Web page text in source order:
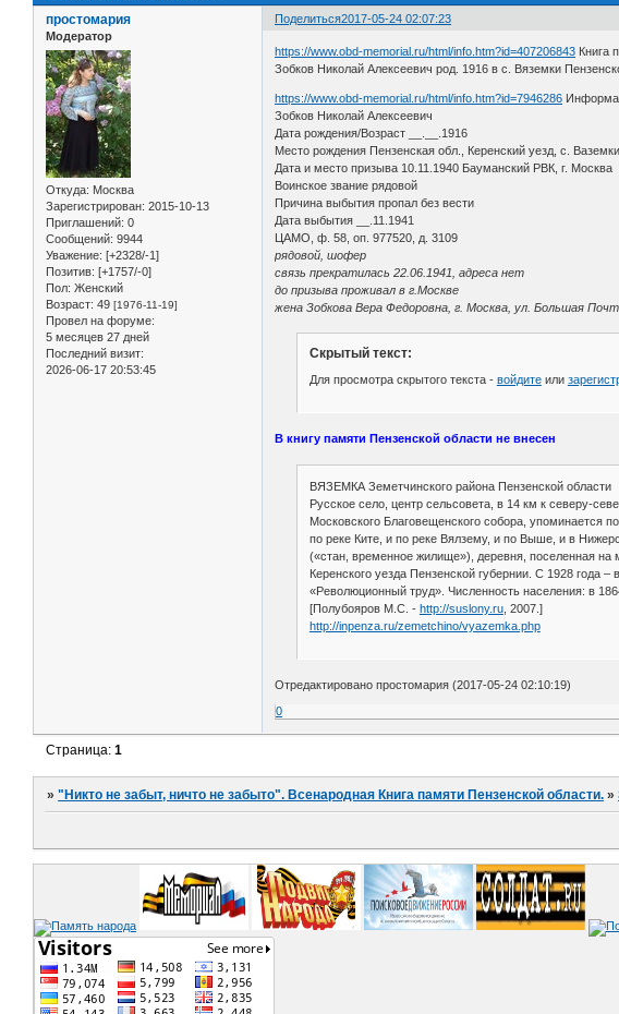
Поделиться2017-05-24 02:07:23
простомария
Модератор
Откуда: Москва
Зарегистрирован: 2015-10-13
Приглашений: 0
Сообщений: 9944
Уважение: [+2328/-1]
Позитив: [+1757/-0]
Пол: Женский
Возраст: 49 [1976-11-19]
Провел на форуме:
5 месяцев 27 дней
Последний визит:
2026-06-17 20:53:45
https://www.obd-memorial.ru/html/info.htm?id=407206843 Книга
Зобков Николай Алексеевич род. 1916 в с. Вяземки
https://www.obd-memorial.ru/html/info.htm?id=7946286
Зобков Николай Алексеевич
Дата рождения/Возраст __.__.1916
Место рождения Пензенская обл., Керенский уезд, с. Ваземки
Дата и место призыва 10.11.1940 Бауманский РВК, г. Москва
Воинское звание рядовой
Причина выбытия пропал без вести
Дата выбытия __.11.1941
ЦАМО, ф. 58, оп. 977520, д. 3109
рядовой, шофер
связь прекратилась 22.06.1941, адреса нет
до призыва проживал в г.Москве
жена Зобкова Вера Федоровна, г. Москва, ул. Большая
Скрытый текст:
Для просмотра скрытого текста - войдитеили
В книгу памяти Пензенской области не внесен
ВЯЗЕМКА Земетчинского района Пензенской области
Русское село, центр сельсовета, в 14 км к северу-
Московского Благовещенского собора, упоминается
по реке Ките, и по реке Вялзему, и по Выше, и в
(«стан, временное жилище»), деревня, поселенная на
Керенского уезда Пензенской губернии. С 1928 года
«Революционный труд». Численность населения: в
[Полубояров М.С. - http://suslony.ru, 2007.]
http://inpenza.ru/zemetchino/vyazemka.php
Отредактировано простомария (2017-05-24 02:10:19)
0
Страница:1
»"Никто не забыт, ничто не забыто". Всенародная Книга памяти Пензенской области. »